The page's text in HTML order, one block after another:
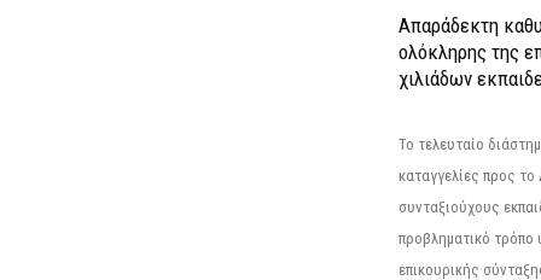
Απαράδεκτη
ολόκληρης της
χιλιάδων
Το τελευταίο
καταγγελίες προς
συνταξιούχους
προβληματικό τρόπο
επικουρικής